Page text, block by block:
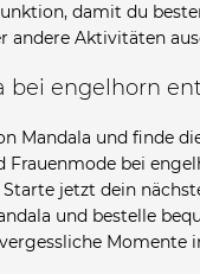
damit du
andere Aktivitäten
bei engelhorn
Mandala und finde
Frauenmode bei
jetzt dein
und bestelle
Momente